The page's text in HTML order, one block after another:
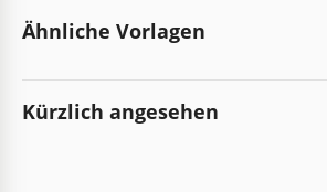
Ähnliche Vorlagen
Kürzlich angesehen